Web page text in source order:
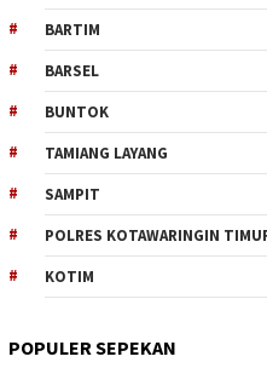
BARTIM
BARSEL
BUNTOK
TAMIANG LAYANG
SAMPIT
POLRES KOTAWARINGIN
KOTIM
POPULER SEPEKAN